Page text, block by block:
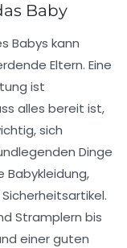
Baby
Babys kann
Eltern. Eine
ist
alles bereit ist,
sich
Dinge
Babykleidung,
Sicherheitsartikel.
Stramplern bis
einer guten